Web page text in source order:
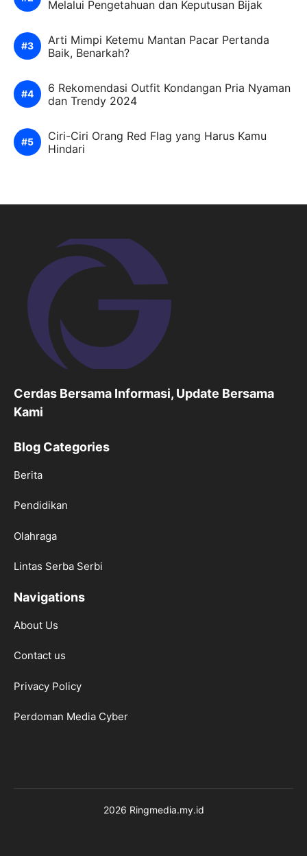
Melalui Pengetahuan dan Keputusan Bijak
Arti Mimpi Ketemu Mantan Pacar Pertanda
Baik, Benarkah?
6 Rekomendasi Outfit Kondangan Pria Nyaman
dan Trendy 2024
Ciri-Ciri Orang Red Flag yang Harus Kamu
Hindari
Cerdas Bersama Informasi, Update Bersama
Kami
Blog Categories
Berita
Pendidikan
Olahraga
Lintas Serba Serbi
Navigations
About Us
Contact us
Privacy Policy
Perdoman Media Cyber
2026 Ringmedia.my.id